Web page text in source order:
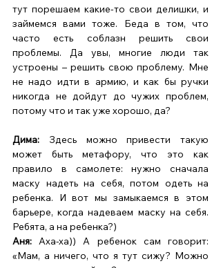
тут порешаем какие-то свои делишки, и
займемся вами тоже. Беда в том, что
часто есть соблазн решить свои
проблемы. Да увы, многие люди так
устроены – решить свою проблему. Мне
не надо идти в армию, и как бы ручки
никогда не дойдут до чужих проблем,
потому что и так уже хорошо, да?
Дима: Здесь можно привести такую
может быть метафору, что это как
правило в самолете: нужно сначала
маску надеть на себя, потом одеть на
ребенка. И вот мы замыкаемся в этом
барьере, когда надеваем маску на себя.
Ребята, а на ребенка?)
Аня: Аха-ха)) А ребенок сам говорит:
«Мам, а ничего, что я тут сижу? Можно